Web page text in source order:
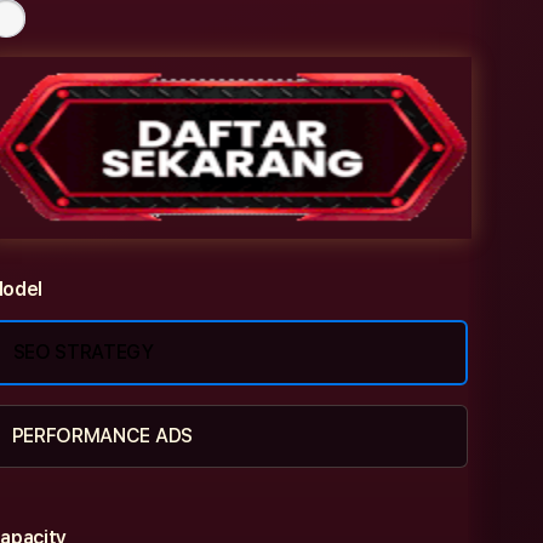
SEO STRATEGY
PERFORMANCE ADS